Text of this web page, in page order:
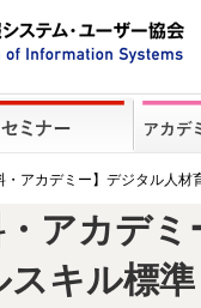
・アカデミー】デジタル人
・アカデ
キル標